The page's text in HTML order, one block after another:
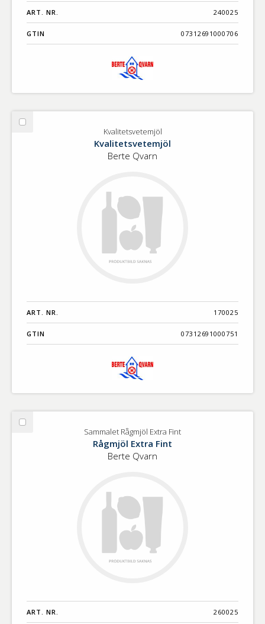
ART. NR. 240025
GTIN 07312691000706
Välj
Kvalitetsvetemjöl
Kvalitetsvetemjöl
Berte Qvarn
ART. NR. 170025
GTIN 07312691000751
Välj
Sammalet Rågmjöl Extra Fint
Rågmjöl Extra Fint
Berte Qvarn
ART. NR. 260025